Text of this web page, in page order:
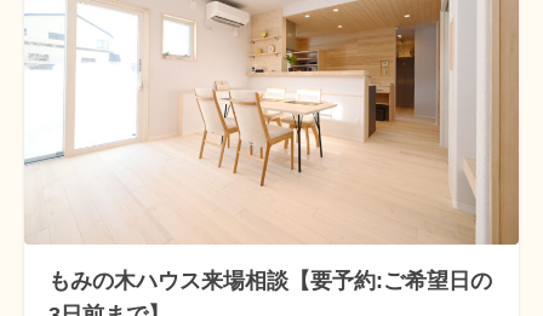
もみの木ハウス来場相談【要予約:ご希望日の